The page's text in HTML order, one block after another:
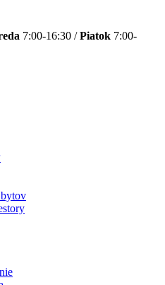
7:00-16:30 /Piatok 7:00-